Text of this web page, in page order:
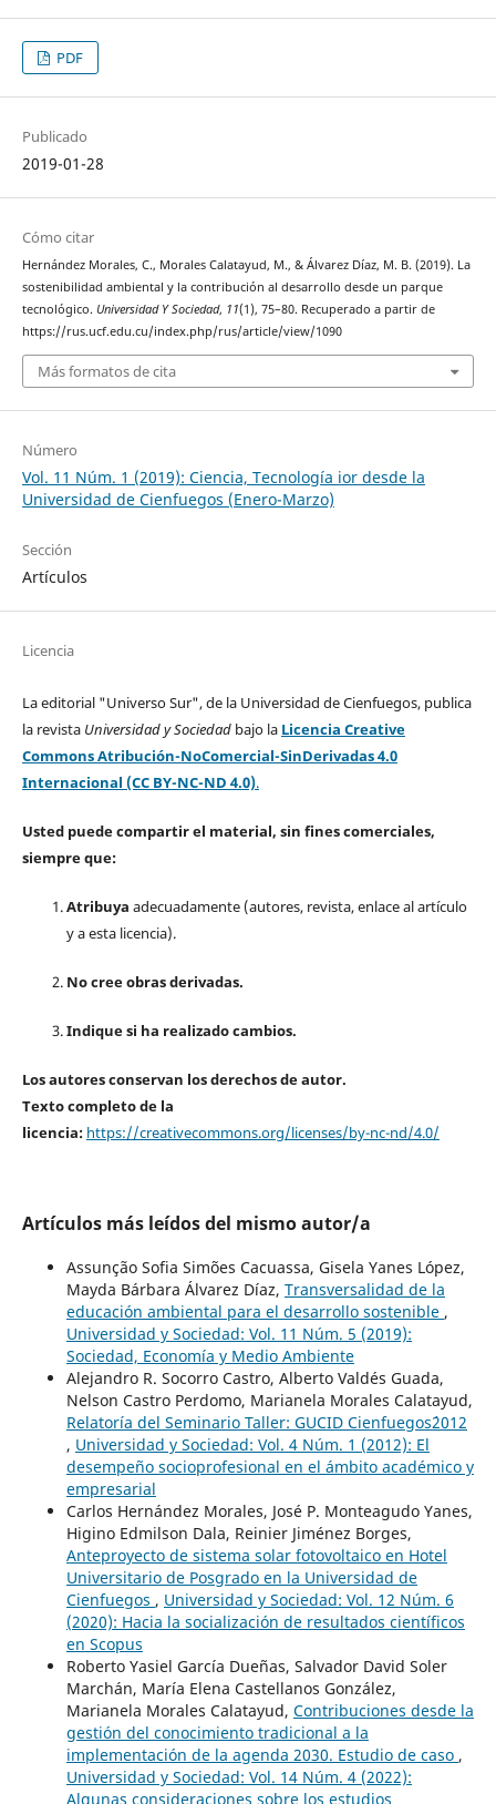
PDF
Publicado
2019-01-28
Cómo citar
Hernández Morales, C., Morales Calatayud, M., & Álvarez Díaz, M. B. (2019). La
sostenibilidad ambiental y la contribución al desarrollo desde un parque
tecnológico. Universidad Y Sociedad, 11(1), 75–80. Recuperado a partir de
https://rus.ucf.edu.cu/index.php/rus/article/view/1090
Más formatos de cita
Número
Vol. 11 Núm. 1 (2019): Ciencia, Tecnología ior desde la
Universidad de Cienfuegos (Enero-Marzo)
Sección
Artículos
Licencia
La editorial "Universo Sur", de la Universidad de Cienfuegos, publica
la revista Universidad y Sociedad bajo la Licencia Creative
Commons Atribución-NoComercial-SinDerivadas 4.0
Internacional (CC BY-NC-ND 4.0).
Usted puede compartir el material, sin fines comerciales,
siempre que:
Atribuya adecuadamente (autores, revista, enlace al artículo
y a esta licencia).
No cree obras derivadas.
Indique si ha realizado cambios.
Los autores conservan los derechos de autor.
Texto completo de la
licencia: https://creativecommons.org/licenses/by-nc-nd/4.0/
Artículos más leídos del mismo autor/a
Assunção Sofia Simões Cacuassa, Gisela Yanes López,
Mayda Bárbara Álvarez Díaz, Transversalidad de la
educación ambiental para el desarrollo sostenible ,
Universidad y Sociedad: Vol. 11 Núm. 5 (2019):
Sociedad, Economía y Medio Ambiente
Alejandro R. Socorro Castro, Alberto Valdés Guada,
Nelson Castro Perdomo, Marianela Morales Calatayud,
Relatoría del Seminario Taller: GUCID Cienfuegos´2012
, Universidad y Sociedad: Vol. 4 Núm. 1 (2012): El
desempeño socioprofesional en el ámbito académico y
empresarial
Carlos Hernández Morales, José P. Monteagudo Yanes,
Higino Edmilson Dala, Reinier Jiménez Borges,
Anteproyecto de sistema solar fotovoltaico en Hotel
Universitario de Posgrado en la Universidad de
Cienfuegos , Universidad y Sociedad: Vol. 12 Núm. 6
(2020): Hacia la socialización de resultados científicos
en Scopus
Roberto Yasiel García Dueñas, Salvador David Soler
Marchán, María Elena Castellanos González,
Marianela Morales Calatayud, Contribuciones desde la
gestión del conocimiento tradicional a la
implementación de la agenda 2030. Estudio de caso ,
Universidad y Sociedad: Vol. 14 Núm. 4 (2022):
Algunas consideraciones sobre los estudios